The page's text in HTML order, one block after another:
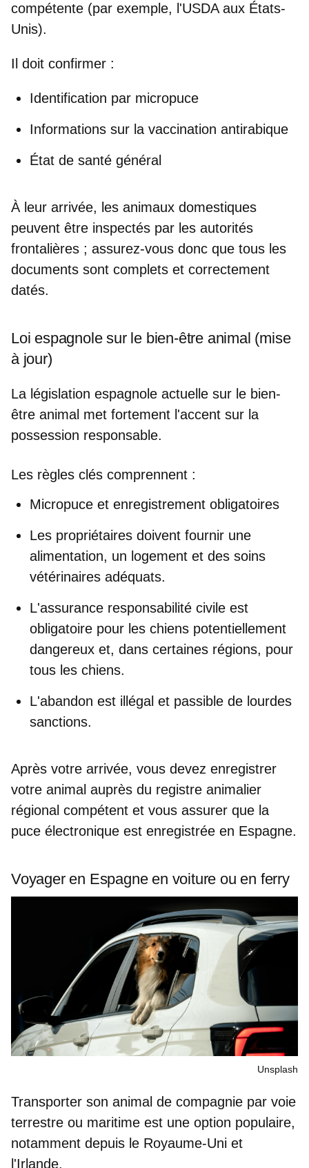
compétente (par exemple, l'USDA aux États-
Unis).
Il doit confirmer :
Identification par micropuce
Informations sur la vaccination antirabique
État de santé général
À leur arrivée, les animaux domestiques
peuvent être inspectés par les autorités
frontalières ; assurez-vous donc que tous les
documents sont complets et correctement
datés.
Loi espagnole sur le bien-être animal (mise
à jour)
La législation espagnole actuelle sur le bien-
être animal met fortement l'accent sur la
possession responsable.
Les règles clés comprennent :
Micropuce et enregistrement obligatoires
Les propriétaires doivent fournir une
alimentation, un logement et des soins
vétérinaires adéquats.
L'assurance responsabilité civile est
obligatoire pour les chiens potentiellement
dangereux et, dans certaines régions, pour
tous les chiens.
L'abandon est illégal et passible de lourdes
sanctions.
Après votre arrivée, vous devez enregistrer
votre animal auprès du registre animalier
régional compétent et vous assurer que la
puce électronique est enregistrée en Espagne.
Voyager en Espagne en voiture ou en ferry
Unsplash
Transporter son animal de compagnie par voie
terrestre ou maritime est une option populaire,
notamment depuis le Royaume-Uni et
l'Irlande.